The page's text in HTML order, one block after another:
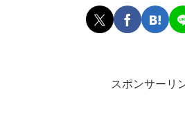
スポンサーリ